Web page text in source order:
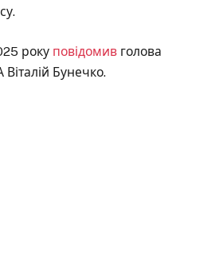
року повідомив голова
Бунечко.